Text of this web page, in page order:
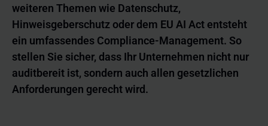
weiteren Themen wie Datenschutz,
Hinweisgeberschutz oder dem EU AI Act entsteht
ein umfassendes Compliance-Management. So
stellen Sie sicher, dass Ihr Unternehmen nicht nur
auditbereit ist, sondern auch allen gesetzlichen
Anforderungen gerecht wird.